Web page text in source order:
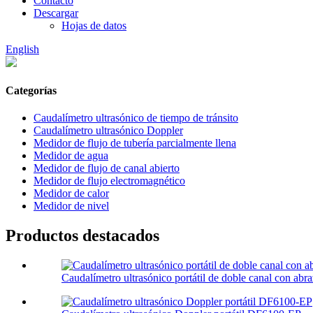
Descargar
Hojas de datos
English
Categorías
Caudalímetro ultrasónico de tiempo de tránsito
Caudalímetro ultrasónico Doppler
Medidor de flujo de tubería parcialmente llena
Medidor de agua
Medidor de flujo de canal abierto
Medidor de flujo electromagnético
Medidor de calor
Medidor de nivel
Productos destacados
Caudalímetro ultrasónico portátil de doble canal con